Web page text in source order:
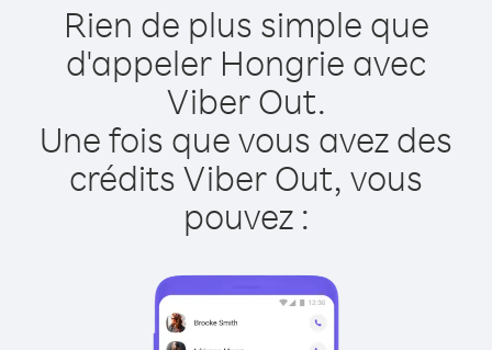
Rien de plus simple que
d'appeler Hongrie avec
Viber Out.
Une fois que vous avez des
crédits Viber Out, vous
pouvez :